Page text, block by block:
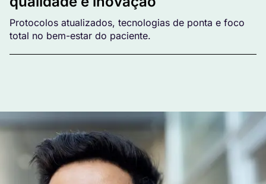
Protocolos atualizados, tecnologias de ponta e foco
total no bem-estar do paciente.